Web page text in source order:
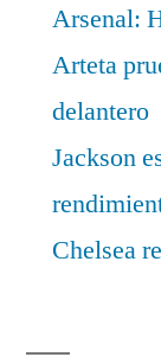
Arsenal:
Arteta
delantero
Jackson
Chelsea